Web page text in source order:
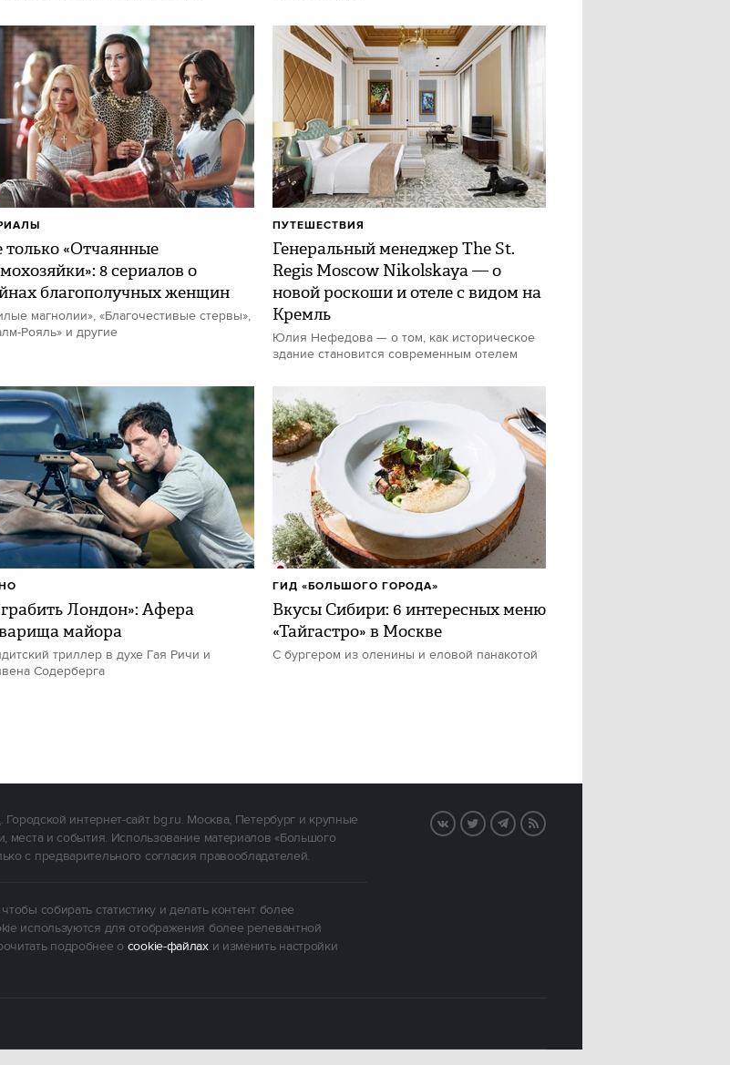
только «Отчаянные
8 сериалов о
благополучных женщин
магнолии», «Благочестивые стервы»,
Рояль» и другие
Генеральный менеджер The St.
Regis Moscow Nikolskaya — о
новой роскоши и отеле с видом на
Кремль
Юлия Нефедова — о том, как историческое
здание становится современным отелем
ПУТЕШЕСТВИЯ
Лондон»: Афера
майора
триллер в духе Гая Ричи и
Содерберга
Вкусы Сибири: 6 интересных меню
«Тайгастро» в Москве
С бургером из оленины и еловой панакотой
ГИД «БОЛЬШОГО ГОРОДА»
интернет-сайт bg.ru. Москва, Петербург и крупные
места и события. Использование материалов «Большого
с предварительного согласия правообладателей.
собирать статистику и делать контент более
используются для отображения более релевантной
подробнее о cookie-файлахи изменить настройки
VK TwitterTelegram
RSS